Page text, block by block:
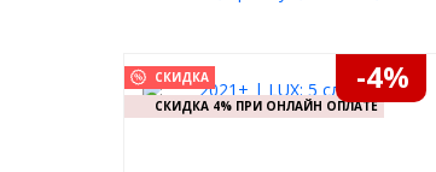
СКИДКА
СКИДКА 4% ПРИ ОНЛАЙН ОПЛАТЕ
-4%